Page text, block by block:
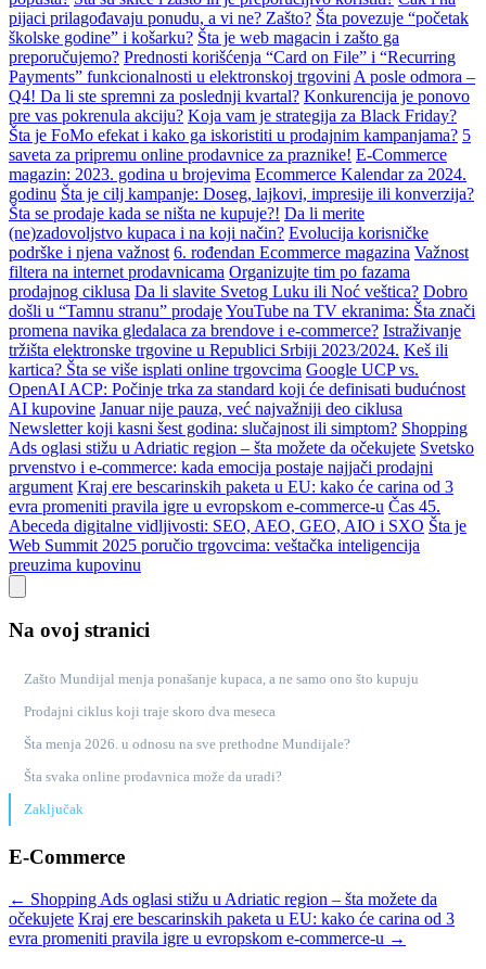
pijaci prilagođavaju ponudu, a vi ne? Zašto? Šta povezuje “početak
školske godine” i košarku? Šta je web magacin i zašto ga
preporučujemo? Prednosti korišćenja “Card on File” i “Recurring
Payments” funkcionalnosti u elektronskoj trgovini A posle odmora –
Q4! Da li ste spremni za poslednji kvartal? Konkurencija je ponovo
pre vas pokrenula akciju? Koja vam je strategija za Black Friday?
Šta je FoMo efekat i kako ga iskoristiti u prodajnim kampanjama? 5
saveta za pripremu online prodavnice za praznike! E-Commerce
magazin: 2023. godina u brojevima Ecommerce Kalendar za 2024.
godinu Šta je cilj kampanje: Doseg, lajkovi, impresije ili konverzija?
Šta se prodaje kada se ništa ne kupuje?! Da li merite
(ne)zadovoljstvo kupaca i na koji način? Evolucija korisničke
podrške i njena važnost 6. rođendan Ecommerce magazina Važnost
filtera na internet prodavnicama Organizujte tim po fazama
prodajnog ciklusa Da li slavite Svetog Luku ili Noć veštica? Dobro
došli u “Tamnu stranu” prodajeYouTube na TV ekranima: Šta znači
promena navika gledalaca za brendove i e-commerce? Istraživanje
tržišta elektronske trgovine u Republici Srbiji 2023/2024. Keš ili
kartica? Šta se više isplati online trgovcima Google UCP vs.
OpenAI ACP: Počinje trka za standard koji će definisati budućnost
AI kupovine Januar nije pauza, već najvažniji deo ciklusa
Newsletter koji kasni šest godina: slučajnost ili simptom? Shopping
Ads oglasi stižu u Adriatic region – šta možete da očekujete Svetsko
prvenstvo i e-commerce: kada emocija postaje najjači prodajni
argument Kraj ere bescarinskih paketa u EU: kako će carina od 3
evra promeniti pravila igre u evropskom e-commerce-u Čas 45.
Abeceda digitalne vidljivosti: SEO, AEO, GEO, AIO i SXO Šta je
Web Summit 2025 poručio trgovcima: veštačka inteligencija
preuzima kupovinu
Na ovoj stranici
Zašto Mundijal menja ponašanje kupaca, a ne samo ono što kupuju
Prodajni ciklus koji traje skoro dva meseca
Šta menja 2026. u odnosu na sve prethodne Mundijale?
Šta svaka online prodavnica može da uradi?
Zaključak
E-Commerce
← Shopping Ads oglasi stižu u Adriatic region – šta možete da
očekujete Kraj ere bescarinskih paketa u EU: kako će carina od 3
evra promeniti pravila igre u evropskom e-commerce-u →